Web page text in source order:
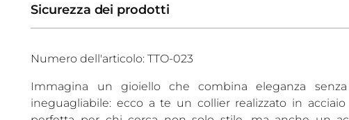
Sicurezza dei prodotti
Numero dell'articolo: TTO-023
Immagina un gioiello che combina eleganza
ineguagliabile: ecco a te un collier realizzato in acciaio